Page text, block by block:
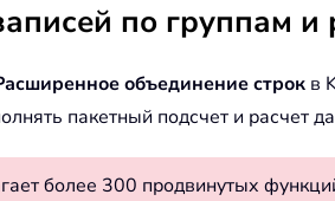
по группам
объединение строк в
пакетный подсчет и расчет
более 300 продвинутых